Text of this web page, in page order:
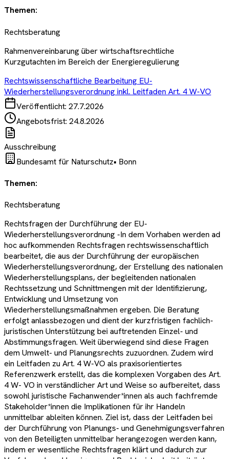
Themen:
Rechtsberatung
Rahmenvereinbarung über wirtschaftsrechtliche
Kurzgutachten im Bereich der Energieregulierung
Rechtswissenschaftliche Bearbeitung EU-
Wiederherstellungsverordnung inkl. Leitfaden Art. 4 W-VO
Veröffentlicht: 27.7.2026
Angebotsfrist: 24.8.2026
Ausschreibung
Bundesamt für Naturschutz• Bonn
Themen:
Rechtsberatung
Rechtsfragen der Durchführung der EU-
Wiederherstellungsverordnung -In dem Vorhaben werden ad
hoc aufkommenden Rechtsfragen rechtswissenschaftlich
bearbeitet, die aus der Durchführung der europäischen
Wiederherstellungsverordnung, der Erstellung des nationalen
Wiederherstellungsplans, der begleitenden nationalen
Rechtssetzung und Schnittmengen mit der Identifizierung,
Entwicklung und Umsetzung von
Wiederherstellungsmaßnahmen ergeben. Die Beratung
erfolgt anlassbezogen und dient der kurzfristigen fachlich-
juristischen Unterstützung bei auftretenden Einzel- und
Abstimmungsfragen. Weit überwiegend sind diese Fragen
dem Umwelt- und Planungsrechts zuzuordnen. Zudem wird
ein Leitfaden zu Art. 4 W-VO als praxisorientiertes
Referenzwerk erstellt, das die komplexen Vorgaben des Art.
4 W- VO in verständlicher Art und Weise so aufbereitet, dass
sowohl juristische Fachanwender*innen als auch fachfremde
Stakeholder*innen die Implikationen für ihr Handeln
unmittelbar ableiten können. Ziel ist, dass der Leitfaden bei
der Durchführung von Planungs- und Genehmigungsverfahren
von den Beteiligten unmittelbar herangezogen werden kann,
indem er wesentliche Rechtsfragen klärt und dadurch zur